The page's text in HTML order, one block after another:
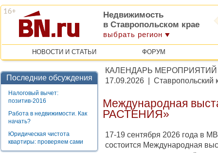
Недвижимость
в Ставропольском крае
выбрать регион
НОВОСТИ И СТАТЬИ ФОРУМ
Последние обсуждения
Налоговый вычет:
позитив-2016
Работа в недвижимости. Как
начать?
Юридическая чистота
квартиры: проверяем сами
КАЛЕНДАРЬ МЕРОПРИЯТИЙ
17.09.2026 | Ставропольский
Международная
РАСТЕНИЯ»
17-19 сентября 2026 года в
состоится Международная